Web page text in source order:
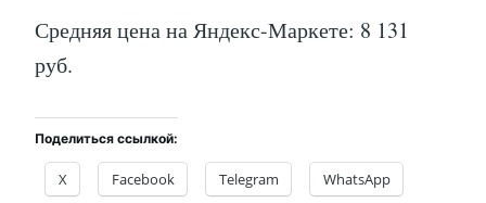
Средняя цена на Яндекс-Маркете: 8 131
руб.
Поделиться ссылкой:
X Facebook Telegram WhatsApp